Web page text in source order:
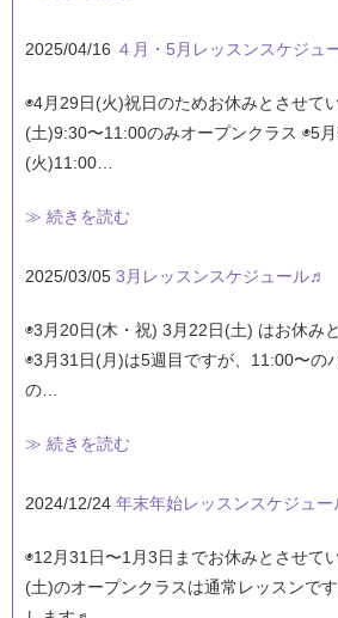
2025/04/16 ４月・5月レッスンスケジュ
◉4月29日(火)祝日のためお休みとさせて
(土)9:30〜11:00のみオープンクラス ◉5
(火)11:00…
≫ 続きを読む
2025/03/05 3月レッスンスケジュール♬
◉3月20日(木・祝) 3月22日(土) はお休み
◉3月31日(月)は5週目ですが、11:00〜の
の…
≫ 続きを読む
2024/12/24 年末年始レッスンスケジュー
◉12月31日〜1月3日までお休みとさせて
(土)のオープンクラスは通常レッスンで